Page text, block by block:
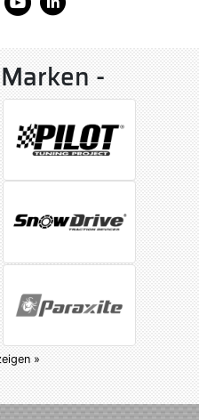
-
»